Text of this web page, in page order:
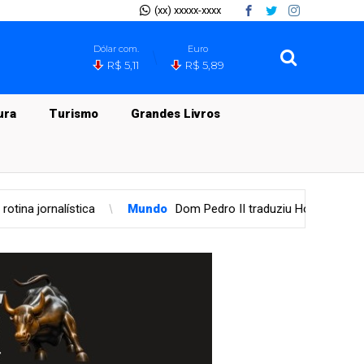
(xx) xxxxx-xxxx
Dólar com.
R$ 5,11
Euro
R$ 5,89
Turismo Grandes Livros
II traduziu Homero entre o Império e o exílio, mas sua